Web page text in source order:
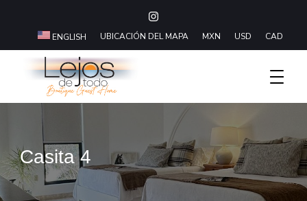
ENGLISH UBICACIÓN DEL MAPA MXN USD CAD
Lejos De Todo
Boutique Hotel Baja California Sur
Casita 4